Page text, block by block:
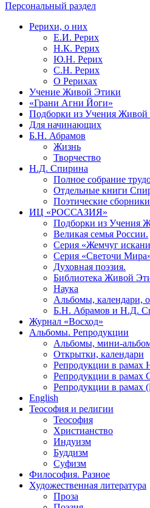
Персональный раздел
Рерихи, о них
Е.И. Рерих
Н.К. Рерих
Ю.Н. Рерих
С.Н. Рерих
О Рерихах
Учение Живой Этики
«Грани Агни Йоги»
Подборки из Учения Живой
Для начинающих
Б.Н. Абрамов
Жизнь
Творчество
Н.Д. Спирина
Полное собрание
Отдельные книги
Поэтические
ИЦ «РОССАЗИЯ»
Подборки из Учения
Великая семья России.
Серия «Жемчуг
Серия «Светочи
Духовная поэзия.
Библиотека Живой
Наука
Альбомы, календари,
Б.Н. Абрамов и Н.Д.
Журнал «Восход»
Альбомы. Репродукции
Альбомы, мини-
Открытки, календари
Репродукции в рамах
Репродукции в рамах
Репродукции в рамах
English
Теософия и религии
Теософия
Христианство
Индуизм
Буддизм
Суфизм
Философия. Разное
Художественная литература
Проза